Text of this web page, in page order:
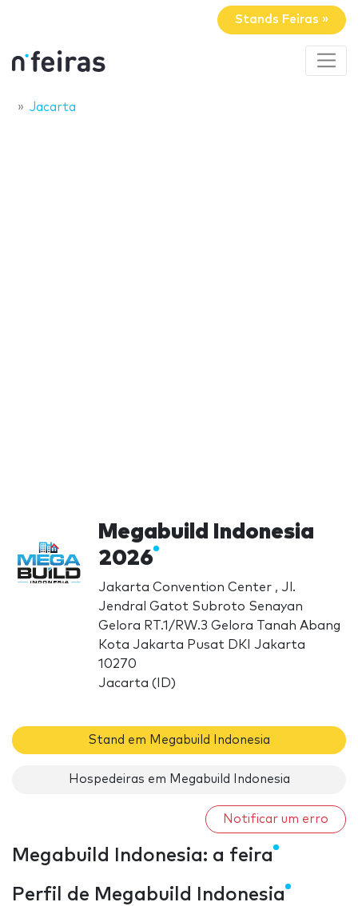
Stands Feiras »
Jacarta
Megabuild Indonesia
2026
Jakarta Convention Center , Jl.
Jendral Gatot Subroto Senayan
Gelora RT.1/RW.3 Gelora Tanah Abang
Kota Jakarta Pusat DKI Jakarta
10270
Jacarta (ID)
Stand em Megabuild Indonesia
Hospedeiras em Megabuild Indonesia
Notificar um erro
Megabuild Indonesia: a feira
Perfil de Megabuild Indonesia